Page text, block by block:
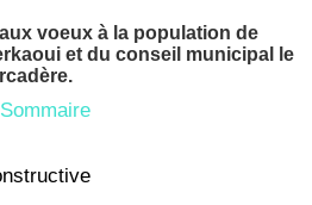
voeux à la population de
et du conseil municipal le
Sommaire